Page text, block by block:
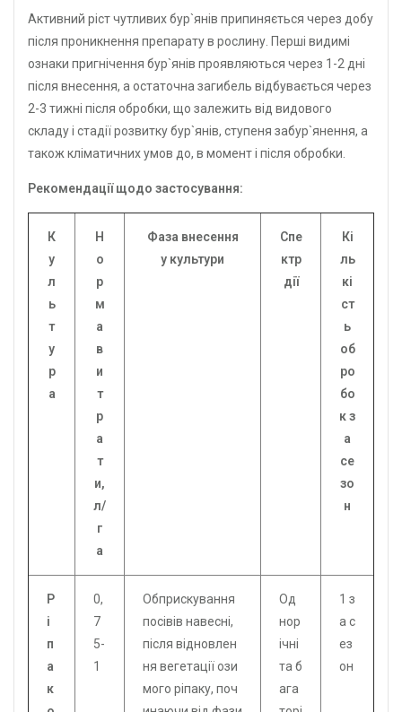
Активний ріст чутливих бур`янів припиняється через добу
після проникнення препарату в рослину. Перші видимі
ознаки пригнічення бур`янів проявляються через 1-2 дні
після внесення, а остаточна загибель відбувається через
2-3 тижні після обробки, що залежить від видового
складу і стадії розвитку бур`янів, ступеня забур`янення, а
також кліматичних умов до, в момент і після обробки.
Рекомендації щодо застосування:
К
у
л
ь
т
у
р
а
Н
о
р
м
а
в
и
т
р
а
т
и,
л/
г
а
Фаза внесення
у культури
Спе
ктр
дії
Кі
ль
кі
ст
ь
об
ро
бо
к з
а
се
зо
н
Р
і
п
а
к
0,
7
5-
1
Обприскування
посівів навесні,
після відновлен
ня вегетації ози
мого ріпаку, поч
Од
нор
ічні
та б
ага
1 з
а с
ез
он